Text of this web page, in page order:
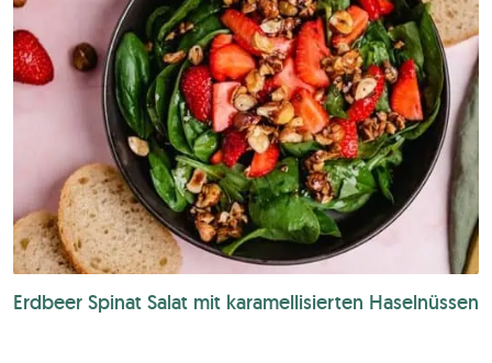
Erdbeer Spinat Salat mit karamellisierten Haselnüssen